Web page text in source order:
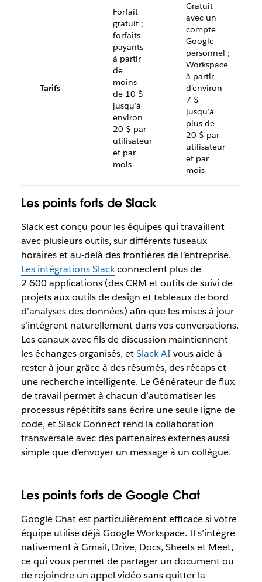
Tarifs
Forfait
gratuit ;
forfaits
payants
à partir
de
moins
de 10 $
jusqu’à
environ
20 $ par
utilisateur
et par
mois
Gratuit
avec un
compte
Google
personnel ;
Workspace
à partir
d’environ
7 $
jusqu’à
plus de
20 $ par
utilisateur
et par
mois
Les points forts de Slack
Slack est conçu pour les équipes qui travaillent
avec plusieurs outils, sur différents fuseaux
horaires et au-delà des frontières de l’entreprise.
Les intégrations Slackconnectent plus de
2 600 applications (des CRM et outils de suivi de
projets aux outils de design et tableaux de bord
d’analyses des données) afin que les mises à jour
s’intègrent naturellement dans vos conversations.
Les canaux avec fils de discussion maintiennent
les échanges organisés, etSlack AI vous aide à
rester à jour grâce à des résumés, des récaps et
une recherche intelligente. Le Générateur de flux
de travail permet à chacun d’automatiser les
processus répétitifs sans écrire une seule ligne de
code, et Slack Connect rend la collaboration
transversale avec des partenaires externes aussi
simple que d’envoyer un message à un collègue.
Les points forts de Google Chat
Google Chat est particulièrement efficace si votre
équipe utilise déjà Google Workspace. Il s’intègre
nativement à Gmail, Drive, Docs, Sheets et Meet,
ce qui vous permet de partager un document ou
de rejoindre un appel vidéo sans quitter la